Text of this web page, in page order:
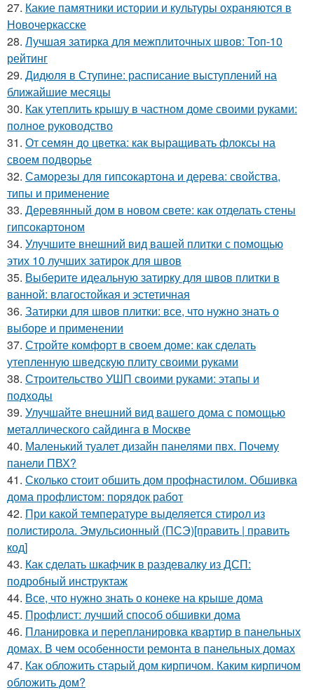
27. Какие памятники истории и культуры охраняются в
Новочеркасске
28. Лучшая затирка для межплиточных швов: Топ-10
рейтинг
29. Дидюля в Ступине: расписание выступлений на
ближайшие месяцы
30. Как утеплить крышу в частном доме своими руками:
полное руководство
31. От семян до цветка: как выращивать флоксы на
своем подворье
32. Саморезы для гипсокартона и дерева: свойства,
типы и применение
33. Деревянный дом в новом свете: как отделать стены
гипсокартоном
34. Улучшите внешний вид вашей плитки с помощью
этих 10 лучших затирок для швов
35. Выберите идеальную затирку для швов плитки в
ванной: влагостойкая и эстетичная
36. Затирки для швов плитки: все, что нужно знать о
выборе и применении
37. Стройте комфорт в своем доме: как сделать
утепленную шведскую плиту своими руками
38. Строительство УШП своими руками: этапы и
подходы
39. Улучшайте внешний вид вашего дома с помощью
металлического сайдинга в Москве
40. Маленький туалет дизайн панелями пвх. Почему
панели ПВХ?
41. Сколько стоит обшить дом профнастилом. Обшивка
дома профлистом: порядок работ
42. При какой температуре выделяется стирол из
полистирола. Эмульсионный (ПСЭ)[править | править
код]
43. Как сделать шкафчик в раздевалку из ДСП:
подробный инструктаж
44. Все, что нужно знать о конеке на крыше дома
45. Профлист: лучший способ обшивки дома
46. Планировка и перепланировка квартир в панельных
домах. В чем особенности ремонта в панельных домах
47. Как обложить старый дом кирпичом. Каким кирпичом
обложить дом?